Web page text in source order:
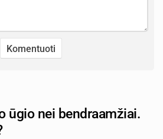
ūgio nei bendraamžiai.